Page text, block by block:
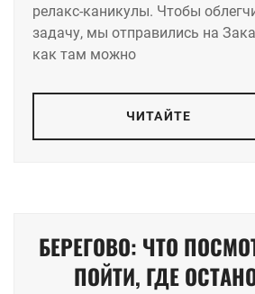
релакс-каникулы. Чтобы
задачу, мы отправились на
как там можно
ЧИТАЙТЕ
БЕРЕГОВО: ЧТО
ПОЙТИ, ГДЕ